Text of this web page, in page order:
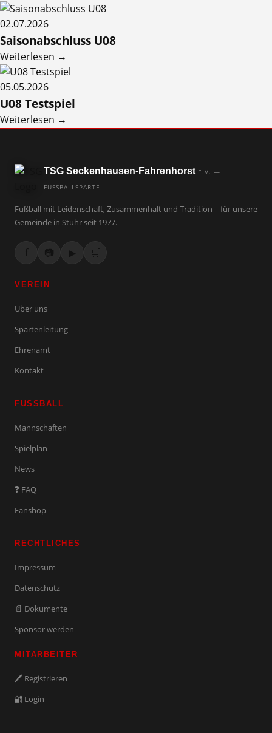
02.07.2026
Saisonabschluss U08
Weiterlesen →
05.05.2026
U08 Testspiel
Weiterlesen →
TSG Seckenhausen-Fahrenhorst E.V. —
FUSSBALLSPARTE
Fußball mit Leidenschaft, Zusammenhalt und Tradition – für unsere
Gemeinde in Stuhr seit 1977.
f 📷 ▶ 🛒
VEREIN
Über uns
Spartenleitung
Ehrenamt
Kontakt
FUSSBALL
Mannschaften
Spielplan
News
❓ FAQ
Fanshop
RECHTLICHES
Impressum
Datenschutz
📄 Dokumente
Sponsor werden
MITARBEITER
🖊️ Registrieren
🔐 Login